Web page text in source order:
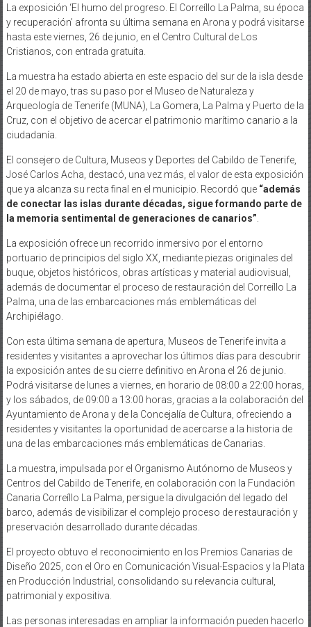
La exposición ‘El humo del progreso. El Correíllo La Palma, su época
y recuperación’ afronta su última semana en Arona y podrá visitarse
hasta este viernes, 26 de junio, en el Centro Cultural de Los
Cristianos, con entrada gratuita.
La muestra ha estado abierta en este espacio del sur de la isla desde
el 20 de mayo, tras su paso por el Museo de Naturaleza y
Arqueología de Tenerife (MUNA), La Gomera, La Palma y Puerto de la
Cruz, con el objetivo de acercar el patrimonio marítimo canario a la
ciudadanía.
El consejero de Cultura, Museos y Deportes del Cabildo de Tenerife,
José Carlos Acha, destacó, una vez más, el valor de esta exposición
que ya alcanza su recta final en el municipio. Recordó que “además
de conectar las islas durante décadas, sigue formando parte de
la memoria sentimental de generaciones de canarios”
La exposición ofrece un recorrido inmersivo por el entorno
portuario de principios del siglo XX, mediante piezas originales del
buque, objetos históricos, obras artísticas y material audiovisual,
además de documentar el proceso de restauración del Correíllo La
Palma, una de las embarcaciones más emblemáticas del
Archipiélago.
Con esta última semana de apertura, Museos de Tenerife invita a
residentes y visitantes a aprovechar los últimos días para descubrir
la exposición antes de su cierre definitivo en Arona el 26 de junio.
Podrá visitarse de lunes a viernes, en horario de 08:00 a 22:00 horas,
y los sábados, de 09:00 a 13:00 horas, gracias a la colaboración del
Ayuntamiento de Arona y de la Concejalía de Cultura, ofreciendo a
residentes y visitantes la oportunidad de acercarse a la historia de
una de las embarcaciones más emblemáticas de Canarias.
La muestra, impulsada por el Organismo Autónomo de Museos y
Centros del Cabildo de Tenerife, en colaboración con la Fundación
Canaria Correíllo La Palma, persigue la divulgación del legado del
barco, además de visibilizar el complejo proceso de restauración y
preservación desarrollado durante décadas.
El proyecto obtuvo el reconocimiento en los Premios Canarias de
Diseño 2025, con el Oro en Comunicación Visual-Espacios y la Plata
en Producción Industrial, consolidando su relevancia cultural,
patrimonial y expositiva.
Las personas interesadas en ampliar la información pueden hacerlo